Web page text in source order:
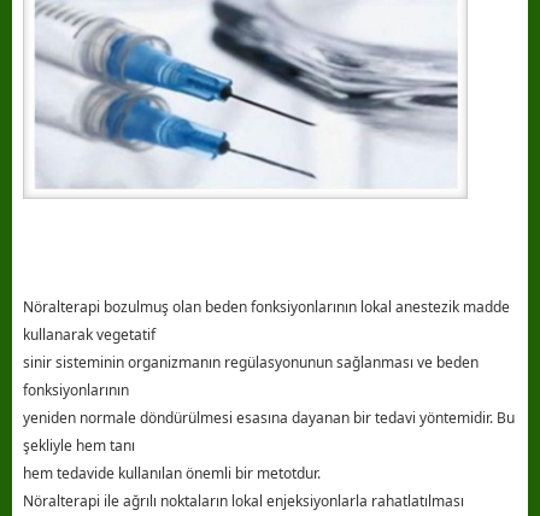
Nöralterapi bozulmuş olan beden fonksiyonlarının lokal anestezik madde
kullanarak vegetatif
sinir sisteminin organizmanın regülasyonunun sağlanması ve beden
fonksiyonlarının
yeniden normale döndürülmesi esasına dayanan bir tedavi yöntemidir. Bu
şekliyle hem tanı
hem tedavide kullanılan önemli bir metotdur.
Nöralterapi ile ağrılı noktaların lokal enjeksiyonlarla rahatlatılması